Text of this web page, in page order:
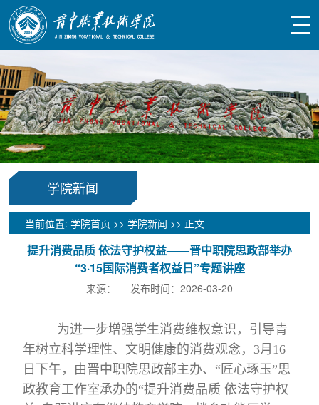
学院新闻
当前位置: 学院首页 >> 学院新闻 >> 正文
提升消费品质 依法守护权益——晋中职院思政部举办
“3·15国际消费者权益日”专题讲座
来源： 发布时间：2026-03-20
为进一步增强学生消费维权意识，引导青
年树立科学理性、文明健康的消费观念，3月16
日下午，由晋中职院思政部主办、“匠心琢玉”思
政教育工作室承办的“提升消费品质 依法守护权